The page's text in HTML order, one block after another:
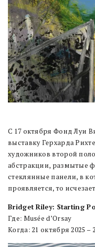
С 17 октября Фонд Луи
выставку Герхарда
художников второй
абстракции, размытые
стеклянные панели, в
проявляется, то
Bridget Riley: Starting
Где: Musée d’Orsay
Когда: 21 октября 2025 –